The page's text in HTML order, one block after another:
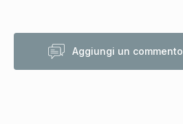
Aggiungi un commento